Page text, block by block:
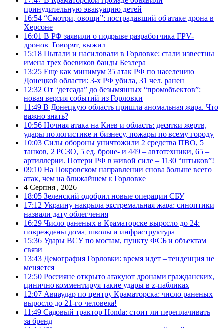
принудительную эвакуацию детей
16:54 “Смотри, овощи”: пострадавший об атаке дрона в
Херсоне
16:01 В РФ заявили о подрыве разработчика FPV-
дронов. Говорят, выжил
15:18 Пытали и насиловали в Горловке: стали известны
имена трех боевиков банды Безлера
13:25 Еще как минимум 35 атак РФ по населению
Донецкой области: 3-х РФ убила, 31 чел. ранен
12:32 От “детсада” до безымянных “промобъектов”:
новая версия событий из Горловки
11:49 В Донецкую область пришла аномальная жара. Что
важно знать?
10:56 Ночная атака на Киев и область: десятки жертв,
удары по логистике и бизнесу, пожары по всему городу
10:03 Силы обороны уничтожили 2 средства ПВО, 5
танков, 2 РСЗО, 5 ед. броне- и 449 – автотехники, 65 –
артиллерии. Потери РФ в живой силе – 1130 “штыков”!
09:10 На Покровском направлении снова больше всего
атак, чем на ближайшем к Горловке
4 Серпня , 2026
18:05 Зеленский одобрил новые операции СБУ
17:12 Украину накрыла экстремальная жара: синоптики
назвали дату облегчения
16:29 Число раненых в Краматорске выросло до 24:
повреждены дома, школы и инфраструктура
15:36 Удары ВСУ по мостам, пункту ФСБ и объектам
связи
13:43 Демография Горловки: время идет – тенденция не
меняется
12:50 Россияне открыто атакуют дронами гражданских,
цинично комментируя такие удары в z-пабликах
12:07 Авиаудар по центру Краматорска: число раненых
выросло до 21-го человека!
11:49 Садовый трактор Honda: стоит ли переплачивать
за бренд